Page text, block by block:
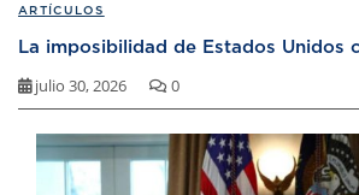
ARTÍCULOS
La imposibilidad de Estados Unidos
julio 30, 2026 0